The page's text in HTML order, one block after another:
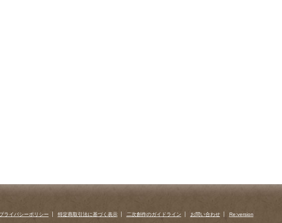
ライバシーポリシー 特定商取引法に基づく表示 二次創作のガイドライン お問い合わせ Re:version